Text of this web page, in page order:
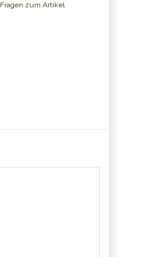
Fragen zum Artikel